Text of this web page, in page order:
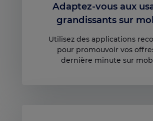
Adaptez-vous aux
grandissants sur
Utilisez des applications
pour promouvoir vos
dernière minute sur